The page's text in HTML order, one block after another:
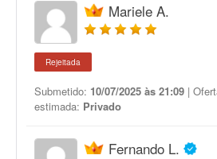
Mariele A.
Rejeitada
Submetido: 10/07/2025 às 21:09 |
estimada: Privado
Fernando L.